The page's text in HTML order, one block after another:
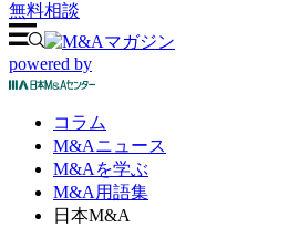
無料相談
powered by
コラム
M&Aニュース
M&Aを学ぶ
M&A 用語集
日本M&A